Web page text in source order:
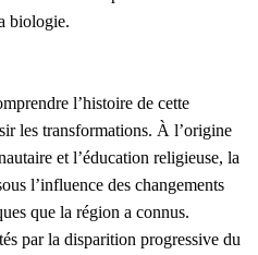
biologie.
l’histoire de cette
les transformations. À l’origine
et l’éducation religieuse, la
l’influence des changements
que la région a connus.
par la disparition progressive du